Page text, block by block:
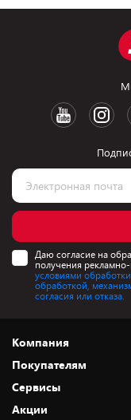
Даю согласие на
получения
условиями обработки.
обработкой,
согласия или отказа.
Компания
О нас
Адреса магазинов
Покупателям
Как сделать заказ
Сервисы
Акции